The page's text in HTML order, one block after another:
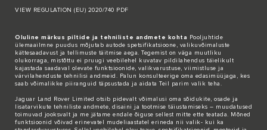
VIEW REGULATION (EU) 2020/740 PDF
Oluline märkus piltide ja tehniliste andmete kohta Pooljuhtide
ülemaailmne puudus mõjutab autode spetsifikatsioone, valikuvõimaluste
kättesaadavust ja tellimuste täitmise aega. Tegemist on väga muutliku
olukorraga, mistõttu ei pruugi veebilehel kuvatav pildilahendus täielikult
kajastada saadaval olevate funktsioonide, valikvarustuse, viimistluse ja
värvilahenduste tehnilisi andmeid. Palun konsulteerige oma edasimüüjaga, kes
saab võimalikke piiranguid täpsustada ja aidata Teil parim valik teha.
Jaguar Land Rover Limited otsib pidevalt võimalusi oma sõidukite, osade ja
lisatarvikute tehniliste andmete, disaini ja tootmise täiustamiseks – muudatused
toimuvad jooksvalt ja me jätame endale õiguse sellest mitte ette teatada. Mõned
funktsioonid võivad erinevatel mudeliaastatel erineda nii valik- kui ka